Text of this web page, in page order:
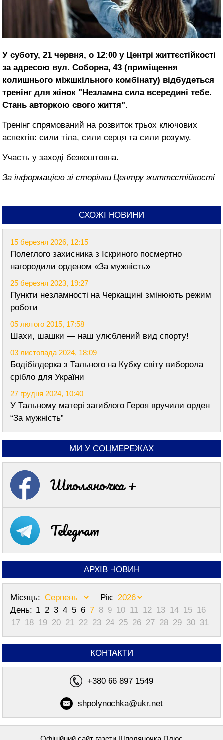
У суботу, 21 червня, о 12:00 у Центрі життєстійкості
за адресою вул. Соборна, 43 (приміщення
колишнього міжшкільного комбінату) відбудеться
тренінг для жінок "Незламна сила всередині тебе.
Стань авторкою свого життя".
Тренінг спрямований на розвиток трьох ключових
аспектів: сили тіла, сили серця та сили розуму.
Участь у заході безкоштовна.
За інформацією зі сторінки Центру життєстійкості
СХОЖІ НОВИНИ
15 березня 2026, 12:15
Полеглого захисника з Іскриного посмертно
нагородили орденом «За мужність»
25 березня 2023, 19:27
Пункти незламності на Черкащині змінюють режим
роботи
05 лютого 2015, 17:58
Шахи, шашки — наш улюблений вид спорту!
03 листопада 2024, 18:09
Бодібілдерка з Тального на Кубку світу виборола
срібло для України
27 грудня 2024, 10:40
У Тальному матері загиблого Героя вручили орден
“За мужність”
МИ У СОЦМЕРЕЖАХ
Шполяночка +
Telegram
АРХІВ НОВИН
Місяць:
Рік:
День: 1 2 3 4 5 6 7 8 9 10 11 12 13 14 15 16
17 18 19 20 21 22 23 24 25 26 27 28 29 30 31
КОНТАКТИ
+380 66 897 1549
shpolynochka@ukr.net
Офіційний сайт газети Шполяночка Плюс